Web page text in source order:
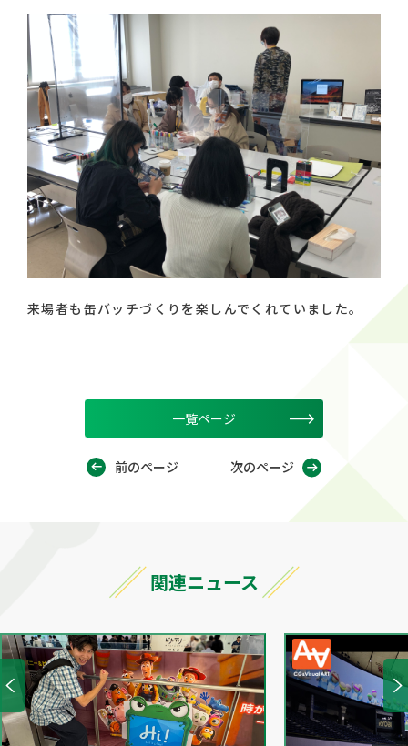
来場者も缶バッチづくりを楽しんでくれていました。
前のページ
一覧ページ
次のページ
関連ニュース